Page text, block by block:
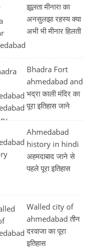
झूलता मीनारा का
अनसुलझा रहस्य क्या
अभी भी मीनार हिलती
Bhadra Fort
ahmedabad and
भद्रा काली मंदिर का
पूरा इतिहास जाने
Ahmedabad
history in hindi
अहमदाबाद जाने से
पहले पूरा इतिहास
Walled city of
ahmedabad तीन
दरवाजा का पूरा
इतिहास